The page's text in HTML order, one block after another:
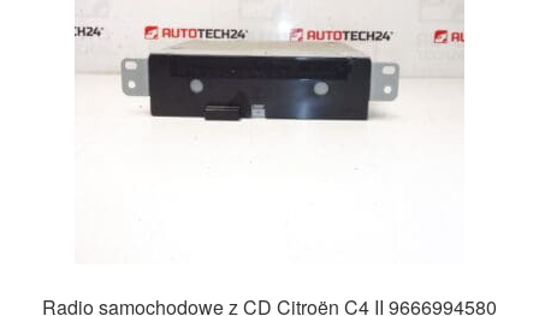
Radio samochodowe z CD Citroën C4 II 9666994580